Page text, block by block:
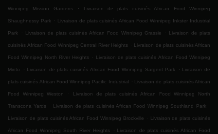
Winnipeg Mission Gardens . Livraison de plats cuisinés African Food Winnipeg
Shaughnessy Park . Livraison de plats cuisinés African Food Winnipeg Inkster Industrial
Park . Livraison de plats cuisinés African Food Winnipeg Grassie . Livraison de plats
cuisinés African Food Winnipeg Central River Heights . Livraison de plats cuisinés African
Food Winnipeg North River Heights . Livraison de plats cuisinés African Food Winnipeg
Minto . Livraison de plats cuisinés African Food Winnipeg Sargent Park . Livraison de
plats cuisinés African Food Winnipeg Pacific Industrial . Livraison de plats cuisinés African
Food Winnipeg Weston . Livraison de plats cuisinés African Food Winnipeg North
Transcona Yards . Livraison de plats cuisinés African Food Winnipeg Southland Park .
Livraison de plats cuisinés African Food Winnipeg Brockville . Livraison de plats cuisinés
African Food Winnipeg South River Heights . Livraison de plats cuisinés African Food